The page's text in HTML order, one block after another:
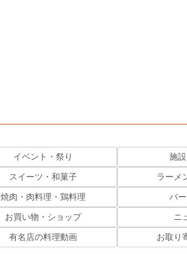
イベント・祭り 施
スイーツ・和菓子 ラーメ
焼肉・肉料理・鶏料理 バ
お買い物・ショップ ニ
有名店の料理動画 お取り